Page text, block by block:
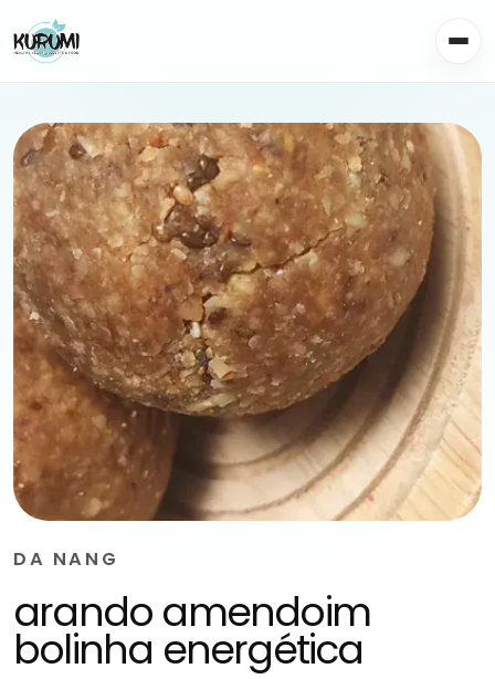
DA NANG
arando amendoim
bolinha energética